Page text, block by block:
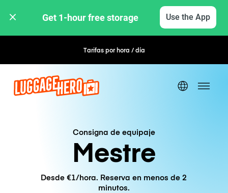
Get 1-hour free storage Use the App
Tarifas por hora / díaReserva flexible
Consigna de equipaje
Mestre
Desde €1/hora. Reserva en menos de 2
minutos.